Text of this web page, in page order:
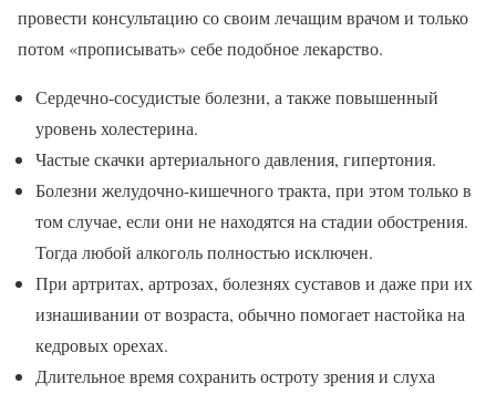
провести консультацию со своим лечащим врачом и только
потом «прописывать» себе подобное лекарство.
Сердечно-сосудистые болезни, а также повышенный
уровень холестерина.
Частые скачки артериального давления, гипертония.
Болезни желудочно-кишечного тракта, при этом только в
том случае, если они не находятся на стадии обострения.
Тогда любой алкоголь полностью исключен.
При артритах, артрозах, болезнях суставов и даже при их
изнашивании от возраста, обычно помогает настойка на
кедровых орехах.
Длительное время сохранить остроту зрения и слуха